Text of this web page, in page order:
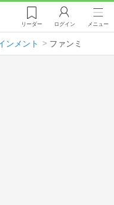
リーダー ログイン メニュー
ンメント ファンミ